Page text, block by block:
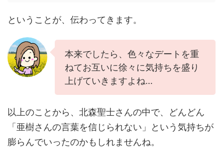
ということが、伝わってきます。
本来でしたら、色々なデートを重
ねてお互いに徐々に気持ちを盛り
上げていきますよね…
以上のことから、北森聖士さんの中で、どんどん
「亜樹さんの言葉を信じられない」という気持ちが
膨らんでいったのかもしれませんね。